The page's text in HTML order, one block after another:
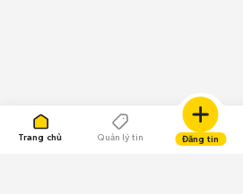
Trang chủ Quản lý tin Đăng tin